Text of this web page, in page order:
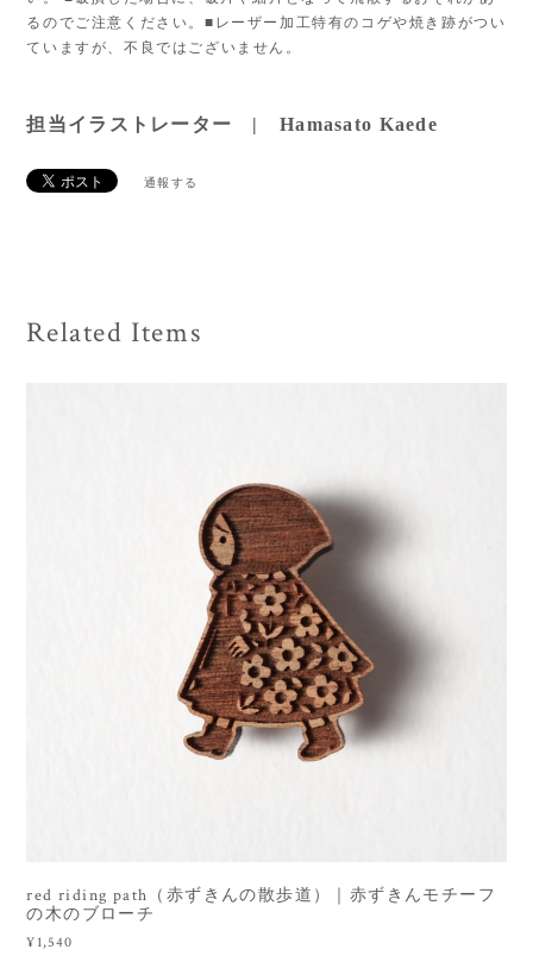
るのでご注意ください。■レーザー加工特有のコゲや焼き跡がつい
ていますが、不良ではございません。
担当イラストレーター | Hamasato Kaede
通報する
Related Items
red riding path（赤ずきんの散歩道）｜赤ずきんモチーフ
の木のブローチ
¥1,540